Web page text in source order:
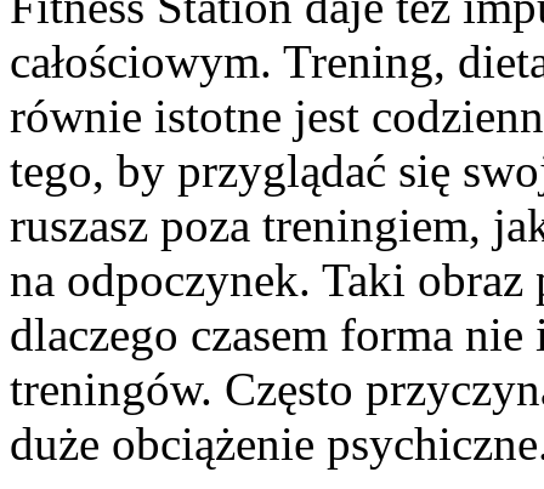
całościowym. Trening,
równie istotne jest
tego, by przyglądać się
ruszasz poza treningiem,
na odpoczynek. Taki
dlaczego czasem forma
treningów. Często
duże obciążenie